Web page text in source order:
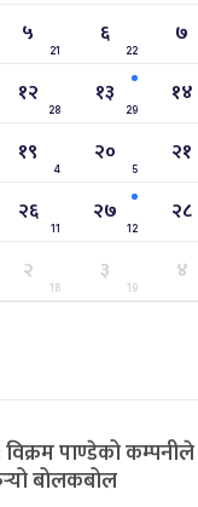
५
21
६
22
७
१२
28
१३
29
१४
१९
4
२०
5
२१
२६
11
२७
12
२८
२
18
३
19
४
पाण्डेको कम्पनीले
बोलकबोल